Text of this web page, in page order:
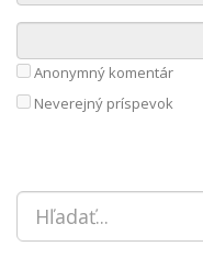
Anonymný komentár
Neverejný príspevok